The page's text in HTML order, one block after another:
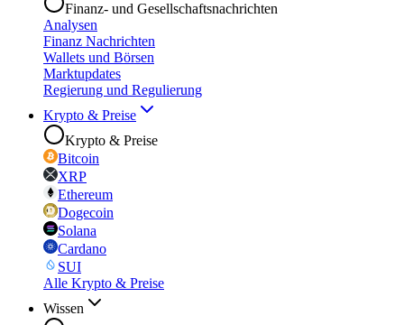
Finanz- und Gesellschaftsnachrichten
Analysen
Finanz Nachrichten
Wallets und Börsen
Marktupdates
Regierung und Regulierung
Krypto & Preise
Krypto & Preise
Bitcoin
XRP
Ethereum
Dogecoin
Solana
Cardano
SUI
Alle Krypto & Preise
Wissen